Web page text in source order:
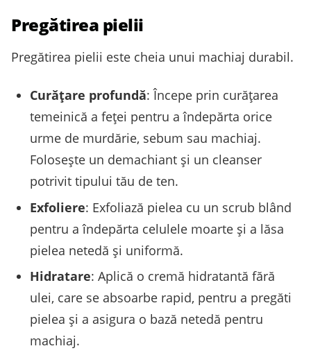
Pregătirea pielii
Pregătirea pielii este cheia unui machiaj durabil.
Curățare profundă: Începe prin curățarea
temeinică a feței pentru a îndepărta orice
urme de murdărie, sebum sau machiaj.
Folosește un demachiant și un cleanser
potrivit tipului tău de ten.
Exfoliere: Exfoliază pielea cu un scrub blând
pentru a îndepărta celulele moarte și a lăsa
pielea netedă și uniformă.
Hidratare: Aplică o cremă hidratantă fără
ulei, care se absoarbe rapid, pentru a pregăti
pielea și a asigura o bază netedă pentru
machiaj.